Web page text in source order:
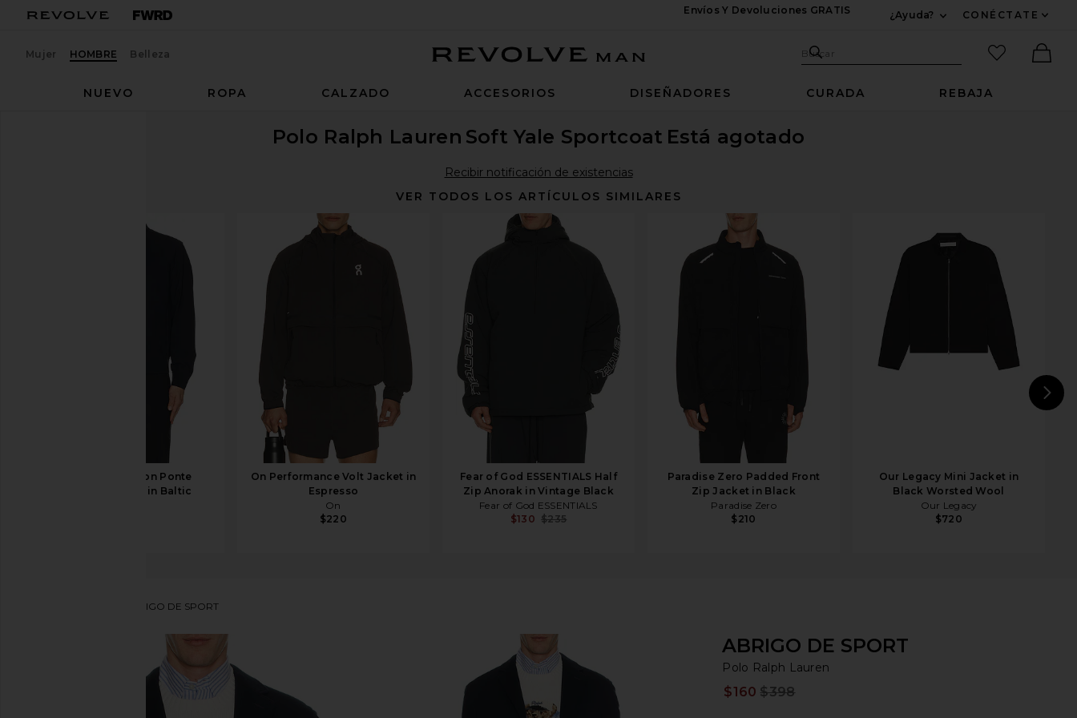
Envíos Y Devoluciones GRATIS
¿Ayuda?
CONÉCTATE
Mujer HOMBRE Belleza Sitio de búsqueda
Buscar
artículos
NUEVO
ROPA CALZADO ACCESORIOS DISEÑADORES CURADA REBAJA
Polo Ralph Lauren Soft Yale Sportcoat Está agotado
Recibir notificación de existencias
VER TODOS LOS ARTÍCULOS SIMILARES
Theory Precision Ponte
Murphy Jacket in Baltic
On Performance Volt Jacket in
Espresso
On
$220
Fear of God ESSENTIALS Half
Zip Anorak in Vintage Black
Fear of God ESSENTIALS
$130 $235
Paradise Zero Padded Front
Zip Jacket in Black
Paradise Zero
$210
Our Legacy Mini Jacket in
Black Worsted Wool
Our Legacy
$720
ABRIGO DE SPORT
favoritoPolo Ralph Lauren Soft Yale Sportcoat in Navy
ABRIGO DE SPORT
Polo Ralph Lauren
$160 $398